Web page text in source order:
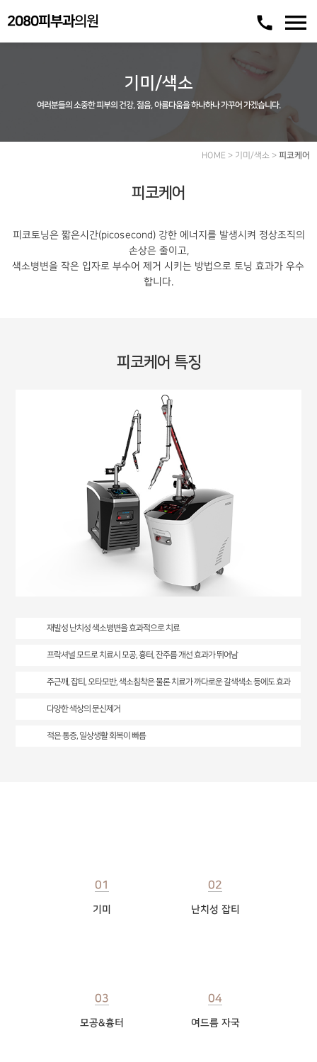
2080피부과의원 call menu
기미/색소
여러분들의 소중한 피부의 건강, 젊음, 아름다움을 하나하나 가꾸어 가겠습니다.
HOME > 기미/색소 >피코케어
피코케어
피코토닝은 짧은시간(picosecond) 강한 에너지를 발생시켜 정상조직의
손상은 줄이고,
색소병변을 작은 입자로 부수어 제거 시키는 방법으로 토닝 효과가 우수
합니다.
피코케어 특징
재발성 난치성 색소병변을 효과적으로 치료
프락셔널 모드로 치료시 모공, 흉터, 잔주름 개선 효과가 뛰어남
주근깨, 잡티, 오타모반, 색소침착은 물론 치료가 까다로운 갈색색소 등에도 효과
다양한 색상의 문신제거
적은 통증, 일상생활 회복이 빠름
01
기미
02
난치성 잡티
03
모공&흉터
04
여드름 자국